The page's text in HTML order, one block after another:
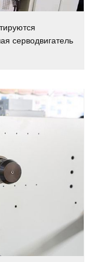
серводвигатель